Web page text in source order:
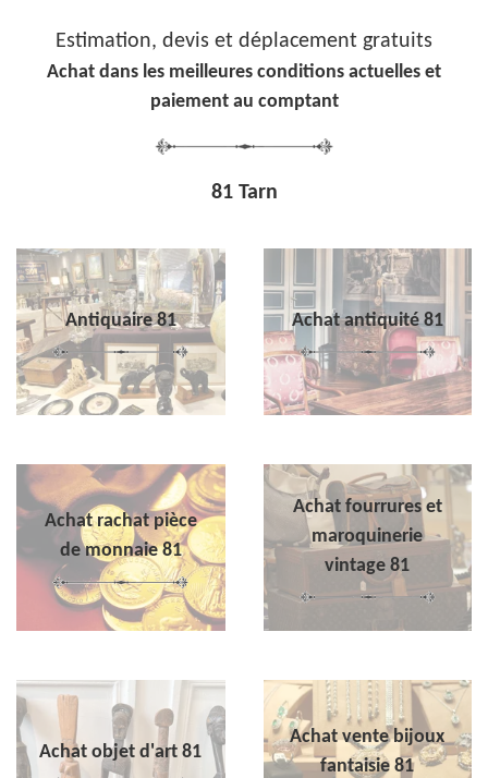
Estimation, devis et déplacement gratuits
Achat dans les meilleures conditions actuelles et
paiement au comptant
81 Tarn
Antiquaire 81 Achat antiquité 81
Achat rachat pièce
de monnaie 81
Achat fourrures et
maroquinerie
vintage 81
Achat objet d'art 81
Achat vente bijoux
fantaisie 81